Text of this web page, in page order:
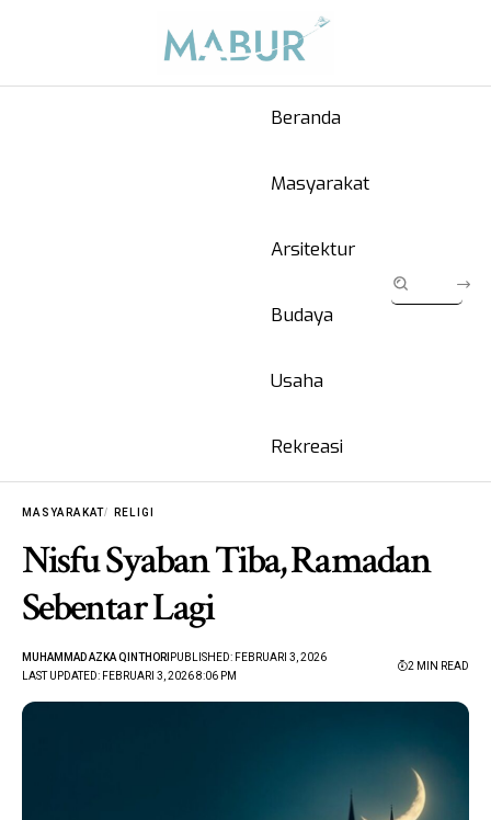
Beranda
Masyarakat
Arsitektur
Budaya
Usaha
Rekreasi
MASYARAKAT RELIGI
Nisfu Syaban Tiba, Ramadan
Sebentar Lagi
LAST UPDATED: FEBRUARI 3, 2026 8:06 PM
MUHAMMAD AZKA QINTHORI PUBLISHED: FEBRUARI 3, 2026
2 MIN READ